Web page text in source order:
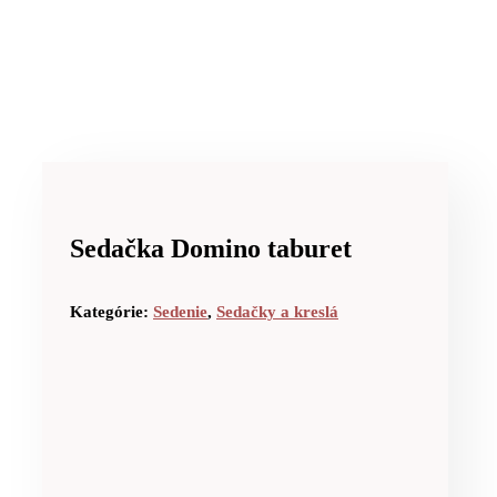
Sedačka Domino taburet
Kategórie: Sedenie, Sedačky a kreslá